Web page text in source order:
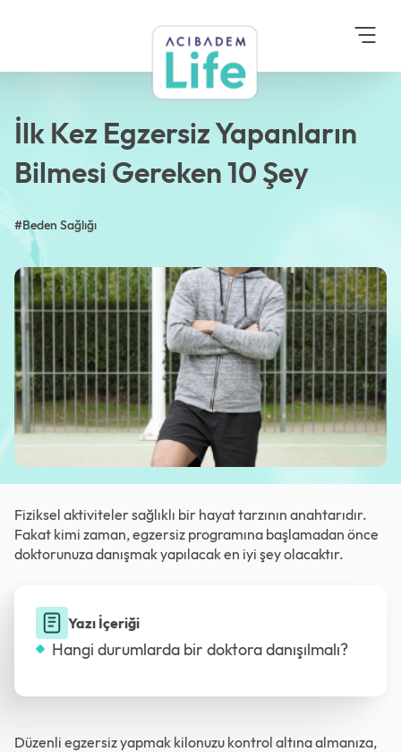
Beden Sağlığı
Bilmesi Gereken 10 Şey
İlk Kez Egzersiz Yapanların
Bilmesi Gereken 10 Şey
#Beden Sağlığı
Fiziksel aktiviteler sağlıklı bir hayat tarzının anahtarıdır.
Fakat kimi zaman, egzersiz programına başlamadan önce
doktorunuza danışmak yapılacak en iyi şey olacaktır.
Yazı İçeriği
Hangi durumlarda bir doktora danışılmalı?
Düzenli egzersiz yapmak kilonuzu kontrol altına almanıza,